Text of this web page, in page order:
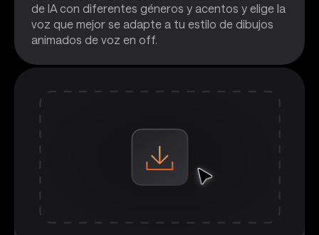
de IA con diferentes géneros y acentos y elige la
voz que mejor se adapte a tu estilo de dibujos
animados de voz en off.